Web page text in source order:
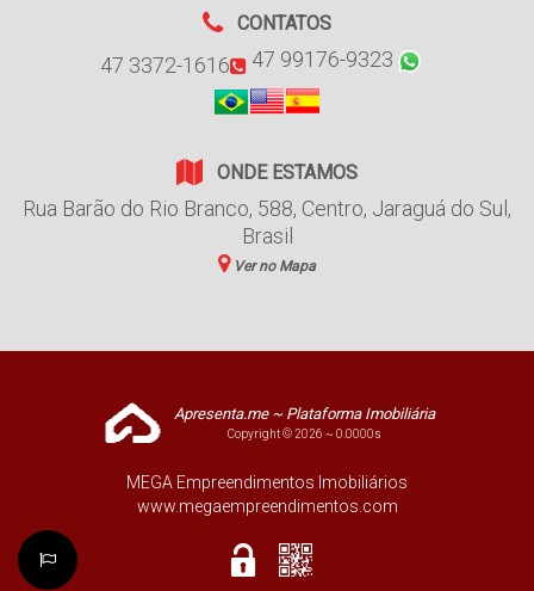
CONTATOS
47 3372-1616 47 99176-9323
ONDE ESTAMOS
Rua Barão do Rio Branco, 588, Centro, Jaraguá do Sul,
Brasil
Ver no Mapa
Apresenta.me ~ Plataforma Imobiliária
Copyright © 2026 ~ 0.0000s
MEGA Empreendimentos Imobiliários
www.megaempreendimentos.com